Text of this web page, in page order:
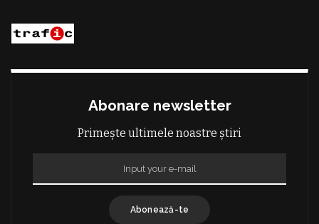
Abonare newsletter
Primește ultimele noastre știri
Abonează-te